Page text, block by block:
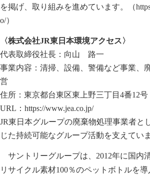
を掲げ、取り組みを進めています。（
o/）
〈株式会社JR東日本環境アクセス〉
代表取締役社長：向山 路一
事業内容：清掃、設備、警備など事業、
営
住所：東京都台東区東上野三丁目4番12号
URL： https://www.jea.co.jp/
JR東日本グループの廃棄物処理事業者と
じた持続可能なグループ活動を支えていま
サントリーグループは、2012年に国内
リサイクル素材100％のペットボトルを導